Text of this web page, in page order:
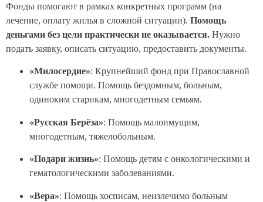
Фонды помогают в рамках конкретных программ (на
лечение, оплату жилья в сложной ситуации). Помощь
деньгами без цели практически не оказывается. Нужно
подать заявку, описать ситуацию, предоставить документы.
«Милосердие»: Крупнейший фонд при Православной
службе помощи. Помощь бездомным, больным,
одиноким старикам, многодетным семьям.
«Русская Берёза»: Помощь малоимущим,
многодетным, тяжелобольным.
«Подари жизнь»: Помощь детям с онкологическими и
гематологическими заболеваниями.
«Вера»: Помощь хосписам, неизлечимо больным